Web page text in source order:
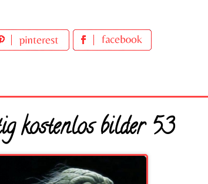
kostenlos bilder 53